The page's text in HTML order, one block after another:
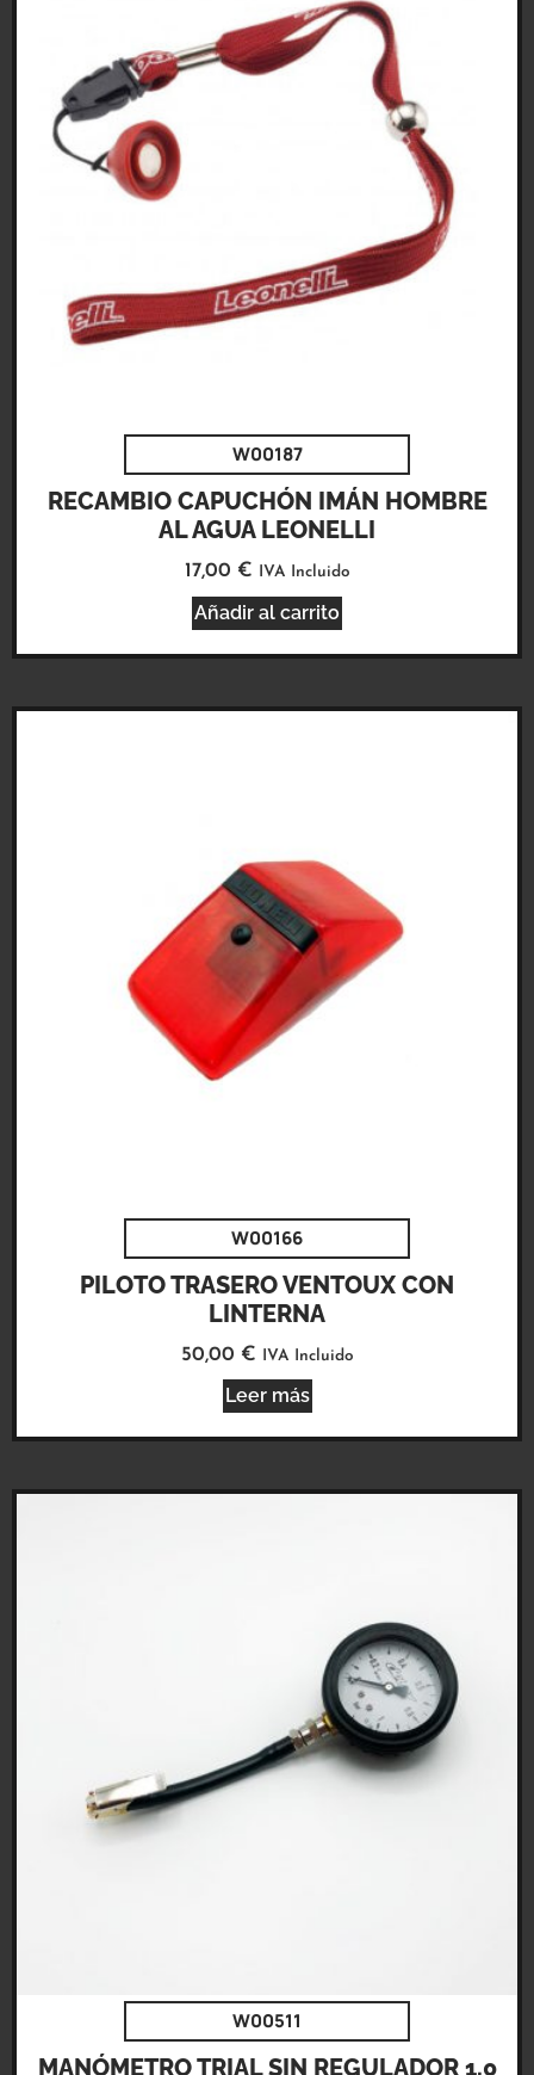
W00187
RECAMBIO CAPUCHÓN IMÁN HOMBRE
AL AGUA LEONELLI
17,00 € IVA Incluido
Añadir al carrito
W00166
PILOTO TRASERO VENTOUX CON
LINTERNA
50,00 € IVA Incluido
Leer más
W00511
MANÓMETRO TRIAL SIN REGULADOR 1.0